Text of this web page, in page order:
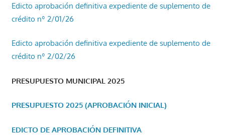
Edicto aprobación definitiva expediente de suplemento de
crédito nº 2/01/26
Edicto aprobación definitiva expediente de suplemento de
crédito nº 2/02/26
PRESUPUESTO MUNICIPAL 2025
PRESUPUESTO 2025 (APROBACIÓN INICIAL)
EDICTO DE APROBACIÓN DEFINITIVA